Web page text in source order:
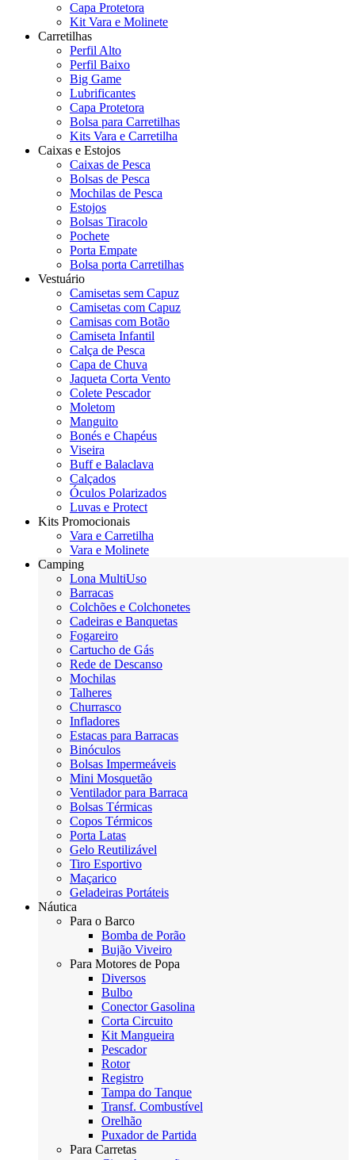
Capa Protetora
Kit Vara e Molinete
Carretilhas
Perfil Alto
Perfil Baixo
Big Game
Lubrificantes
Capa Protetora
Bolsa para Carretilhas
Kits Vara e Carretilha
Caixas e Estojos
Caixas de Pesca
Bolsas de Pesca
Mochilas de Pesca
Estojos
Bolsas Tiracolo
Pochete
Porta Empate
Bolsa porta Carretilhas
Vestuário
Camisetas sem Capuz
Camisetas com Capuz
Camisas com Botão
Camiseta Infantil
Calça de Pesca
Capa de Chuva
Jaqueta Corta Vento
Colete Pescador
Moletom
Manguito
Bonés e Chapéus
Viseira
Buff e Balaclava
Calçados
Óculos Polarizados
Luvas e Protect
Kits Promocionais
Vara e Carretilha
Vara e Molinete
Camping
Lona MultiUso
Barracas
Colchões e Colchonetes
Cadeiras e Banquetas
Fogareiro
Cartucho de Gás
Rede de Descanso
Mochilas
Talheres
Churrasco
Infladores
Estacas para Barracas
Binóculos
Bolsas Impermeáveis
Mini Mosquetão
Ventilador para Barraca
Bolsas Térmicas
Copos Térmicos
Porta Latas
Gelo Reutilizável
Tiro Esportivo
Maçarico
Geladeiras Portáteis
Náutica
Para o Barco
Bomba de Porão
Bujão Viveiro
Para Motores de Popa
Diversos
Bulbo
Conector Gasolina
Corta Circuito
Kit Mangueira
Pescador
Rotor
Registro
Tampa do Tanque
Transf. Combustível
Orelhão
Puxador de Partida
Para Carretas